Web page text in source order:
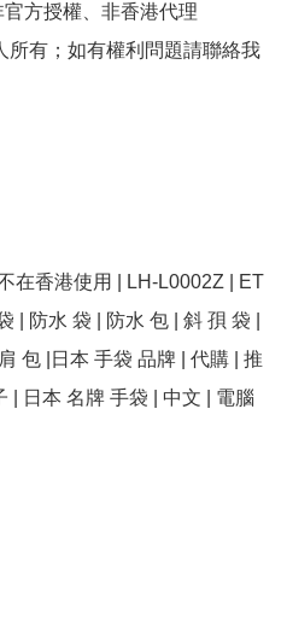
方授權、非香港代理
所有；如有權利問題請聯絡我
在香港使用 | LH-L0002Z | ET
| 防水 袋 | 防水 包 | 斜 孭 袋 |
包 |日本 手袋 品牌 | 代購 | 推
| 日本 名牌 手袋 | 中文 | 電腦